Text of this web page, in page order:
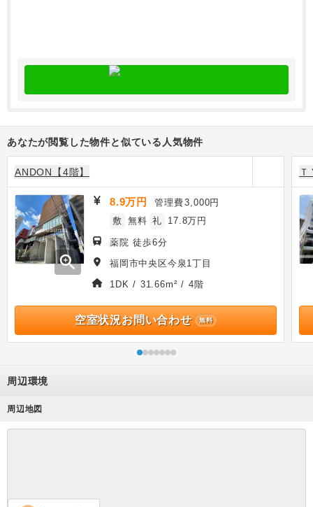
あなたが閲覧した物件と似ている人気物件
ANDON【4階】
zoom_in
8.9万円 管理費3,000円
敷 無料 礼 17.8万円
薬院 徒歩6分
福岡市中央区今泉1丁目
1DK / 31.66m² / 4階
空室状況お問い合わせ 無料
周辺環境
周辺地図